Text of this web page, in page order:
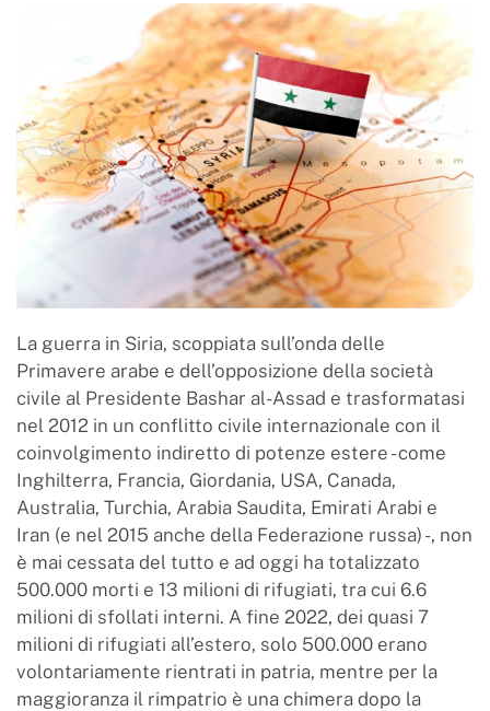
La guerra in Siria, scoppiata sull’onda delle
Primavere arabe e dell’opposizione della società
civile al Presidente Bashar al-Assad e trasformatasi
nel 2012 in un conflitto civile internazionale con il
coinvolgimento indiretto di potenze estere - come
Inghilterra, Francia, Giordania, USA, Canada,
Australia, Turchia, Arabia Saudita, Emirati Arabi e
Iran (e nel 2015 anche della Federazione russa) -, non
è mai cessata del tutto e ad oggi ha totalizzato
500.000 morti e 13 milioni di rifugiati, tra cui 6.6
milioni di sfollati interni. A fine 2022, dei quasi 7
milioni di rifugiati all’estero, solo 500.000 erano
volontariamente rientrati in patria, mentre per la
maggioranza il rimpatrio è una chimera dopo la